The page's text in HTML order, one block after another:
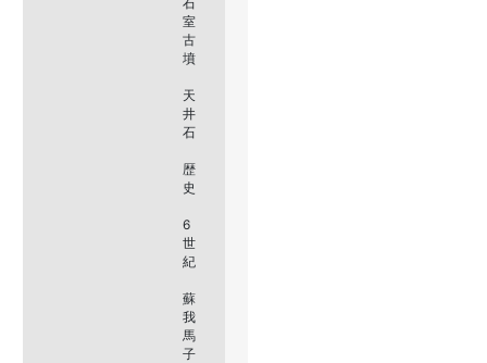
室
古
墳
天
井
石
歴
史
6
世
紀
蘇
我
馬
子